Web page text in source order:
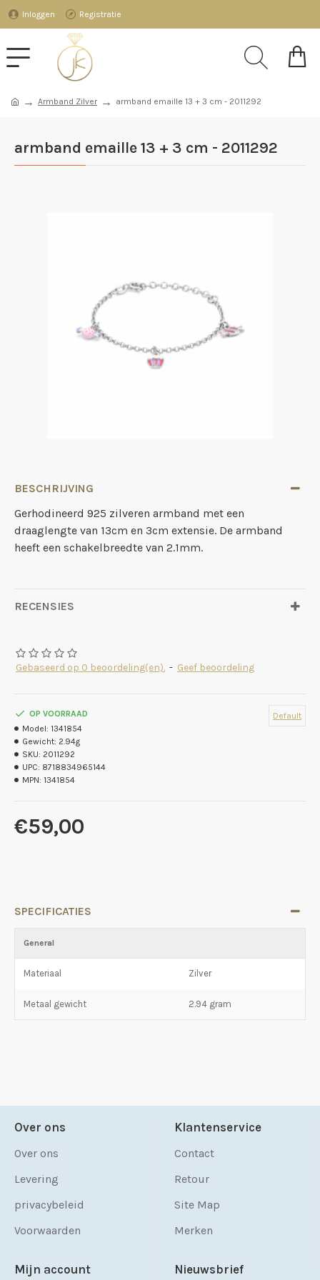
Inloggen Registratie
Armband Zilver armband emaille 13 + 3 cm - 2011292
armband emaille 13 + 3 cm - 2011292
BESCHRIJVING
Gerhodineerd 925 zilveren armband met een
draaglengte van 13cm en 3cm extensie. De armband
heeft een schakelbreedte van 2.1mm.
RECENSIES
Gebaseerd op 0 beoordeling(en). - Geef beoordeling
€59,00
OP VOORRAAD
Model: 1341854
Gewicht: 2.94g
SKU: 2011292
UPC: 8718834965144
MPN: 1341854
Default
SPECIFICATIES
General
Materiaal Zilver
Metaal gewicht 2.94 gram
Over ons
Over ons
Levering
privacybeleid
Voorwaarden
Klantenservice
Contact
Retour
Site Map
Merken
Mijn account Nieuwsbrief